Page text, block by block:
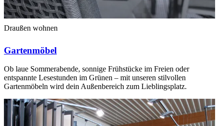
Draußen wohnen
Gartenmöbel
Ob laue Sommerabende, sonnige Frühstücke im Freien oder
entspannte Lesestunden im Grünen – mit unseren stilvollen
Gartenmöbeln wird dein Außenbereich zum Lieblingsplatz.